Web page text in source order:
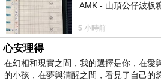
AMK - 山頂公仔波板
5 小時前
心安理得
在幻相和現實之間，我的選擇是你，在愛
的小孩，在夢與清醒之間，看見了自己的